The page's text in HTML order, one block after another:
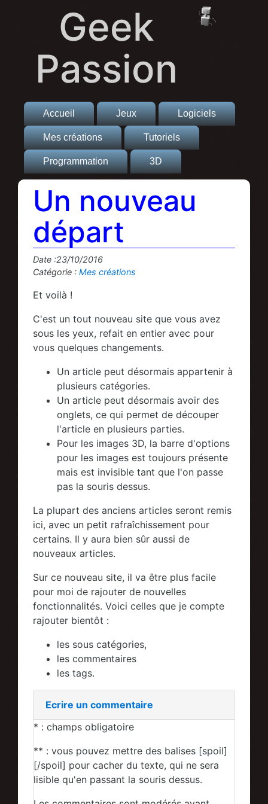
Geek
Passion
Accueil Jeux Logiciels
Mes créations Tutoriels
Programmation 3D
Un nouveau
départ
Date :23/10/2016
Catégorie : Mes créations
Et voilà !
C'est un tout nouveau site que vous avez
sous les yeux, refait en entier avec pour
vous quelques changements.
Un article peut désormais appartenir à
plusieurs catégories.
Un article peut désormais avoir des
onglets, ce qui permet de découper
l'article en plusieurs parties.
Pour les images 3D, la barre d'options
pour les images est toujours présente
mais est invisible tant que l'on passe
pas la souris dessus.
La plupart des anciens articles seront remis
ici, avec un petit rafraîchissement pour
certains. Il y aura bien sûr aussi de
nouveaux articles.
Sur ce nouveau site, il va être plus facile
pour moi de rajouter de nouvelles
fonctionnalités. Voici celles que je compte
rajouter bientôt :
les sous catégories,
les commentaires
les tags.
Ecrire un commentaire
* : champs obligatoire
** : vous pouvez mettre des balises [spoil]
[/spoil] pour cacher du texte, qui ne sera
lisible qu'en passant la souris dessus.